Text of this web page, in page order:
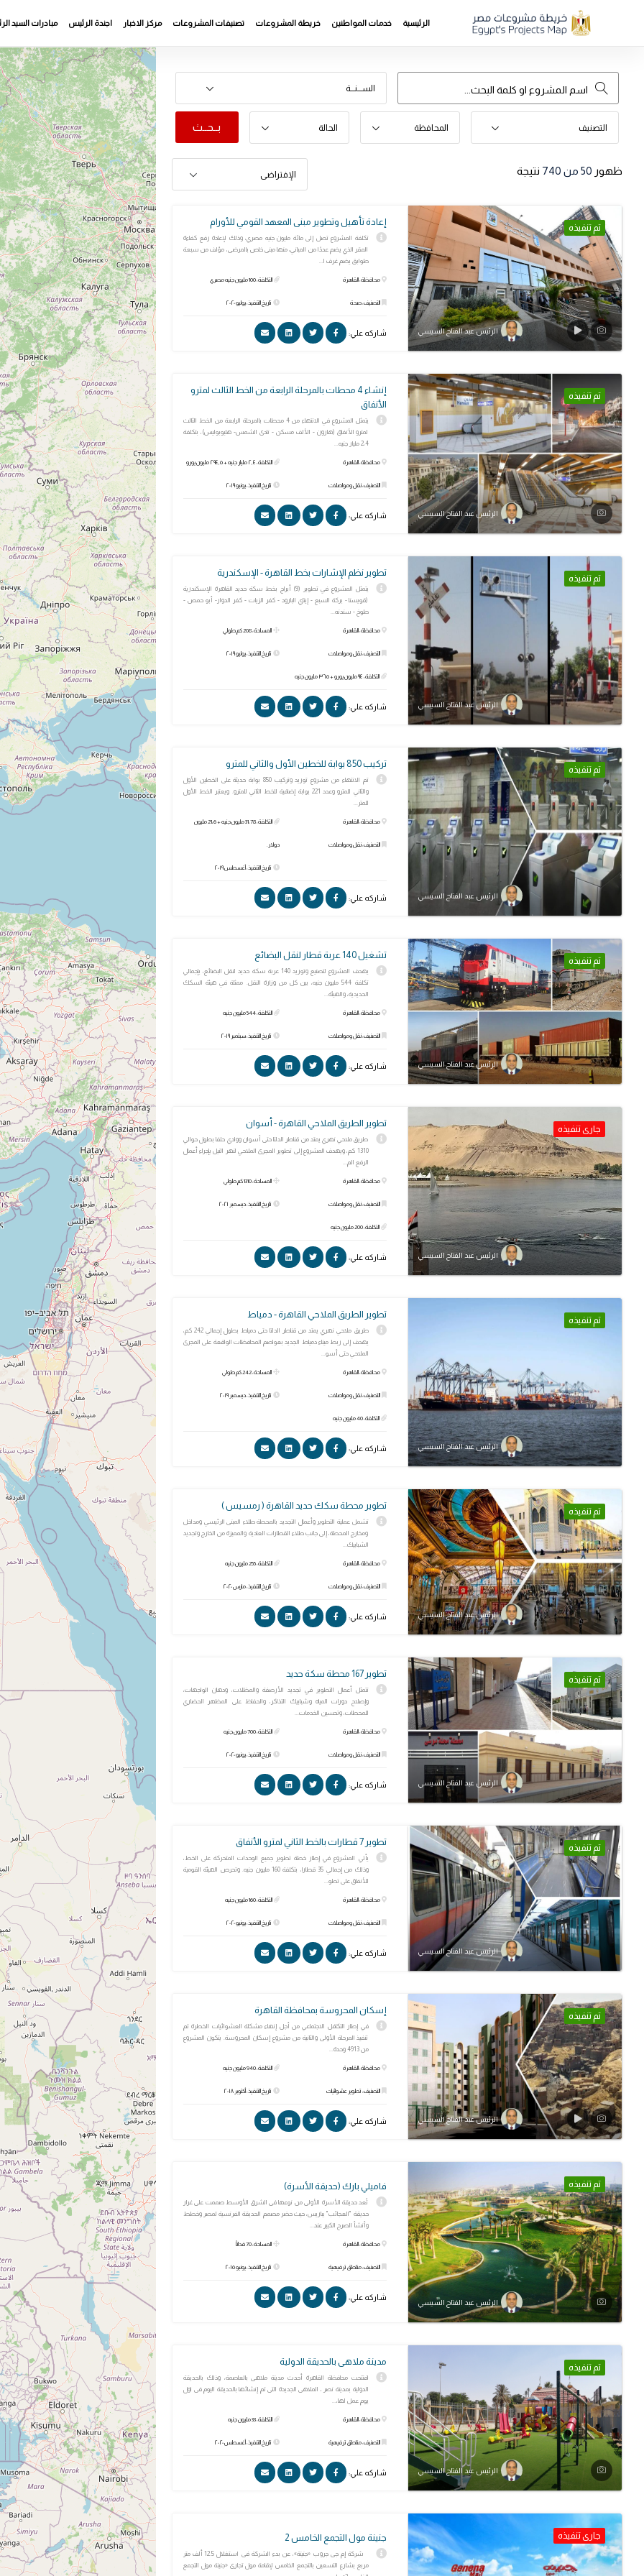
الرئيسية خدمات المواطنين خريطة المشروعات تصنيفات المشروعات مركز الاخبار اجندة الرئيس مبادرات السيد
الســـنـــة
التصنيف المحافظة الحالة بــحــث
الإفتراضى ظهور 50 من 740 نتيجة
تم تنفيذه
الرئيس عبد الفتاح السيسي
إعادة تأهيل وتطوير مبنى المعهد القومي للأورام
تكلفة المشروع تصل إلى مائة مليون جنيه مصري، وذلك لإعادة رفع كفاءة
المقر الذي يضم عددًا من المباني، منها مبنى خاص بالمرضى، مؤلف من سبعة
طوابق يضم غرف ا...
محافظة: القاهرة
التصنيف: صحة
التكلفة: 100 مليون جنيه مصري
تاريخ التنفيذ: يوليو ٢٠٢٠
شاركه علي:
تم تنفيذه
الرئيس عبد الفتاح السيسي
إنشاء 4 محطات بالمرحلة الرابعة من الخط الثالث لمترو
الأنفاق
يتمثل المشروع في الانتهاء من 4 محطات بالمرحلة الرابعة من الخط الثالث
لمترو الأنفاق (هارون - الألف مسكن - نادى الشمس- هليوبوليس)، بتكلفة
2،4 مليار جنيه...
محافظة: القاهرة
التصنيف: نقل ومواصلات
التكلفة: ٢,٤ مليار جنيه + ٢٩٤,٥ مليون يورو
تاريخ التنفيذ: يونيو ٢٠١٩
شاركه علي:
تم تنفيذه
الرئيس عبد الفتاح السيسي
تطوير نظم الإشارات بخط القاهرة - الإسكندرية
يتمثل المشروع في تطوير (9) أبراج بخط سكة حديد القاهرة الإسكندرية
(قويسنا - بركة السبع - إيتاي البارود - كفر الزيات - كفر الدوار- أبو حمص -
طوخ - سندنه...
محافظة: القاهرة
التصنيف: نقل ومواصلات
التكلفة: ٩٤ مليون يورو + ٣٦٥ مليون جنيه
المساحة: 208 كم طولي
تاريخ التنفيذ: يوليو ٢٠١٩
شاركه علي:
تم تنفيذه
الرئيس عبد الفتاح السيسي
تركيب 850 بوابة للخطين الأول والثاني للمترو
تم الانتهاء من مشروع توريد وتركيب 850 بوابة حديثة على الخطين الأول
والثاني للمترو وعدد 221 بوابة إضافية للخط الثاني للمترو. ويعتبر الخط الأول
للمتر...
محافظة: القاهرة
التصنيف: نقل ومواصلات
التكلفة: 31،78 مليون جنيه + 21،6 مليون
دولار.
تاريخ التنفيذ: أغسطس ٢٠١٩
شاركه علي:
تم تنفيذه
الرئيس عبد الفتاح السيسي
تشغيل 140 عربة قطار لنقل البضائع
يهدف المشروع لتصنيع وتوريد 140 عربة سكة حديد لنقل البضائع، بإجمالي
تكلفة 544 مليون جنيه، بين كل من وزارة النقل. ممثلة في هيئة السكك
الحديدية، والهيئة...
محافظة: القاهرة
التصنيف: نقل ومواصلات
التكلفة: 544 مليون جنيه
تاريخ التنفيذ: سبتمبر ٢٠١٩
شاركه علي:
جارى تنفيذه
الرئيس عبد الفتاح السيسي
تطوير الطريق الملاحي القاهرة - أسوان
طريق ملاحي نهري يمتد من قناطر الدلتا حتى أسوان ووادي حلفا بطول حوالي
1310 كم، ويهدف المشروع إلى تطوير المجرى الملاحي لنهر النيل بإجراء أعمال
الرفع الم...
محافظة: القاهرة
التصنيف: نقل ومواصلات
التكلفة: 200 مليون جنيه
المساحة: 1310 كم طولي
تاريخ التنفيذ: ديسمبر ٢٠٢١
شاركه علي:
تم تنفيذه
الرئيس عبد الفتاح السيسي
تطوير الطريق الملاحي القاهرة - دمياط
طريق ملاحي نهري يمتد من قناطر الدلتا حتى دمياط بطول إجمالي 242 كم،
يهدف إلى ربط ميناء دمياط الجديد بعواصم المحافظات الواقعة على المجرى
الملاحي حتى أسو...
محافظة: القاهرة
التصنيف: نقل ومواصلات
التكلفة: 40 مليون جنيه
المساحة: 242 كم طولي
تاريخ التنفيذ: ديسمبر ٢٠١٩
شاركه علي:
تم تنفيذه
الرئيس عبد الفتاح السيسي
تطوير محطة سكك حديد القاهرة ( رمسيس )
تشمل عملية التطوير وأعمال التجديد بالمحطة طلاء المبنى الرئيسي ومداخل
ومخارج المحطة، إلى جانب طلاء القطارات العادية والمميزة من الخارج وتجديد
الشبابيك...
محافظة: القاهرة
التصنيف: نقل ومواصلات
التكلفة: 255 مليون جنيه
تاريخ التنفيذ: مارس ٢٠٢٠
شاركه علي:
تم تنفيذه
الرئيس عبد الفتاح السيسي
تطوير 167 محطة سكة حديد
تتمثل أعمال التطوير في تجديد الأرصفة والمظلات، ودهان الواجهات،
وإصلاح دورات المياه وشبابيك التذاكر، والحفاظ على المظهر الحضاري
للمحطات، وتحسين الخدمات...
محافظة: القاهرة
التصنيف: نقل ومواصلات
التكلفة: 700 مليون جنيه
تاريخ التنفيذ: يونيو ٢٠٢٠
شاركه علي:
تم تنفيذه
الرئيس عبد الفتاح السيسي
تطوير 7 قطارات بالخط الثاني لمترو الأنفاق
يأتي المشروع في إطار خطة تطوير جميع الوحدات المتحركة على الخط،
وذلك من إجمالي 35 قطارا، بتكلفة 160 مليون جنيه. وتحرص الهيئة القومية
للأنفاق على تطو...
محافظة: القاهرة
التصنيف: نقل ومواصلات
التكلفة: 160 مليون جنيه
تاريخ التنفيذ: يونيو ٢٠٢٠
شاركه علي:
تم تنفيذه
الرئيس عبد الفتاح السيسي
إسكان المحروسة بمحافظة القاهرة
في إطار التكافل الاجتماعي من أجل إنهاء مشكلة العشوائيات الخطرة تم
تنفيذ المرحلة الأولى والثانية من مشروع إسكان المحروسة. يتكون المشروع
من 4913 وحدة...
محافظة: القاهرة
التصنيف: تطوير عشوائيات
التكلفة: 940 مليون جنيه
تاريخ التنفيذ: أكتوبر ٢٠١٨
شاركه علي:
تم تنفيذه
الرئيس عبد الفتاح السيسي
فاميلي بارك (حديقة الأسرة)
تُعد حديقة الأسرة الأولى من نوعها فى الشرق الأوسط صممت على غرار
حديقة "العجائب" بباريس، حيث حضر مصمم الحديقة الفرنسية لمصر وخطط
وأنشأ الصرح الكبير عند...
محافظة: القاهرة
التصنيف: مناطق ترفيهية
المساحة: 70 فداناً
تاريخ التنفيذ: يونيو ٢٠١٥
شاركه علي:
تم تنفيذه
الرئيس عبد الفتاح السيسي
مدينة ملاهى بالحديقة الدولية
افتتحت محافظة القاهرة أحدث مدينة ملاهى بالعاصمة، وذلك بالحديقة
الدولية بمدينة نصر ، الملاهى الجديدة التى تم إنشائها بالحديقة اليوم فى اول
يوم عمل لها،...
محافظة: القاهرة
التصنيف: مناطق ترفيهية
التكلفة: 33 مليون جنيه
تاريخ التنفيذ: أغسطس ٢٠٢٠
شاركه علي:
جارى تنفيذه جنينة مول التجمع الخامس 2
شركة إم جى جروب «جنينة»، عن بدء الشركة فى استغلال 12.5 ألف متر
مربع بشارع التسعين بالتجمع الخامس لإقامة مول تجارى «جنينة مول التجمع